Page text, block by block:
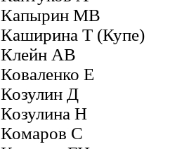
Капырин МВ
Каширина Т (Купе)
Клейн АВ
Коваленко Е
Козулин Д
Козулина Н
Комаров С